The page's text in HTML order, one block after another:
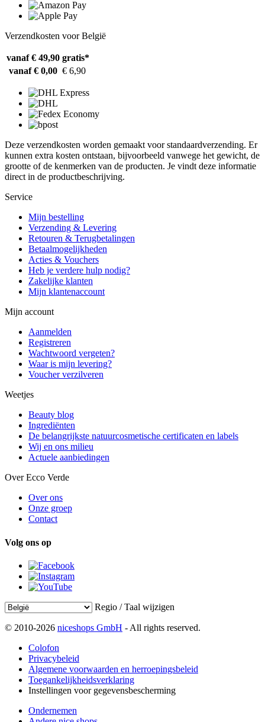
Verzendkosten voor België
vanaf € 49,90 gratis*
vanaf € 0,00 € 6,90
Deze verzendkosten worden gemaakt voor standaardverzending. Er
kunnen extra kosten ontstaan, bijvoorbeeld vanwege het gewicht, de
grootte of de kenmerken van de producten. Je vindt deze informatie
direct in de productbeschrijving.
Service
Mijn bestelling
Verzending & Levering
Retouren & Terugbetalingen
Betaalmogelijkheden
Acties & Vouchers
Heb je verdere hulp nodig?
Zakelijke klanten
Mijn klantenaccount
Mijn account
Aanmelden
Registreren
Wachtwoord vergeten?
Waar is mijn levering?
Voucher verzilveren
Weetjes
Beauty blog
Ingrediënten
De belangrijkste natuurcosmetische certificaten en labels
Wij en ons milieu
Actuele aanbiedingen
Over Ecco Verde
Over ons
Onze groep
Contact
Volg ons op
Regio / Taal wijzigen
© 2010-2026 niceshops GmbH - All rights reserved.
Colofon
Privacybeleid
Algemene voorwaarden en herroepingsbeleid
Toegankelijkheidsverklaring
Instellingen voor gegevensbescherming
Ondernemen